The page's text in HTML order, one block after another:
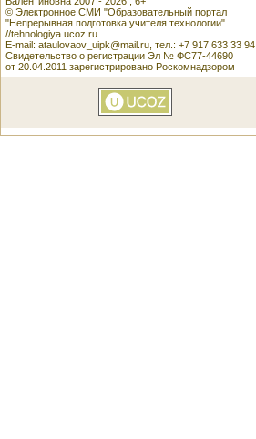
© Электронное СМИ "Образовательный портал
"Непрерывная подготовка учителя технологии"
//tehnologiya.ucoz.ru
E-mail: ataulovaov_uipk@mail.ru, тел.: +7 917 633 33 94
Свидетельство о регистрации Эл № ФС77-44690
от 20.04.2011 зарегистрировано Роскомнадзором